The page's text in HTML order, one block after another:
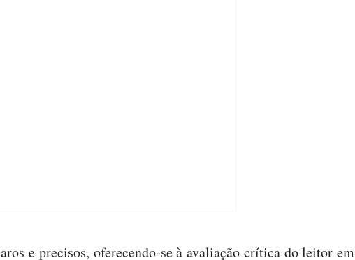
e precisos, oferecendo-se à avaliação crítica do leitor em